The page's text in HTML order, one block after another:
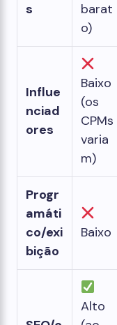
s
barat
o)
Influe
nciad
ores
Baixo
(os
CPMs
varia
m)
Progr
amáti
co/exi
bição
Baixo
Alto